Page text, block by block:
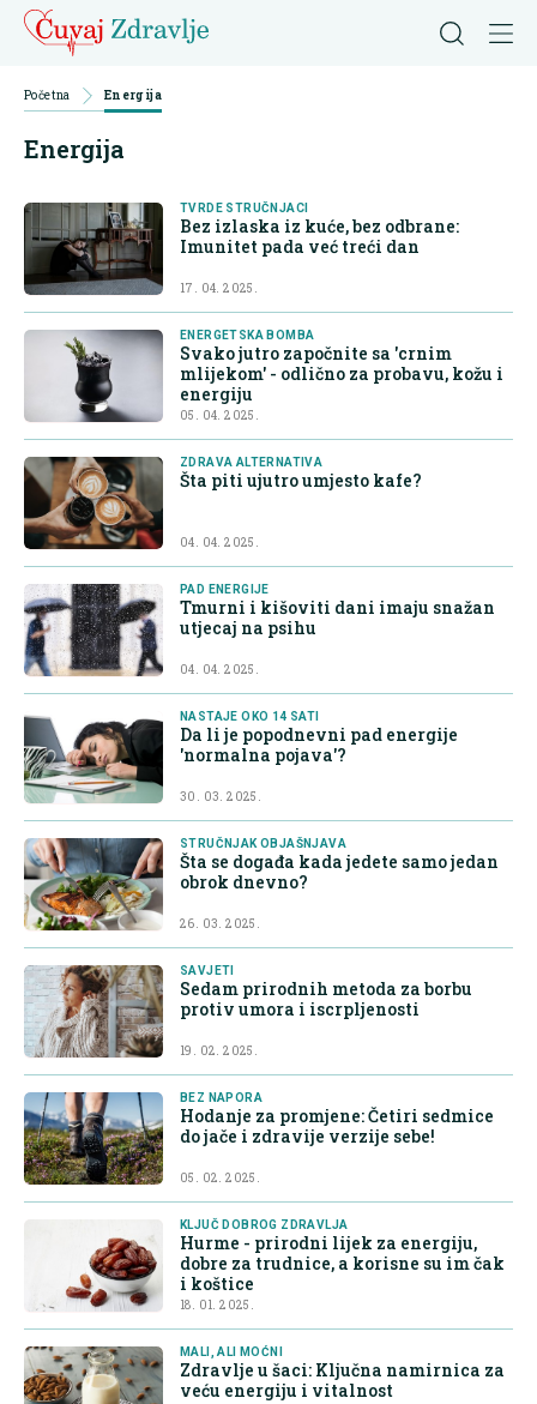
Početna Energija
Energija
TVRDE STRUČNJACI
Bez izlaska iz kuće, bez odbrane:
Imunitet pada već treći dan
17. 04. 2025.
ENERGETSKA BOMBA
Svako jutro započnite sa 'crnim
mlijekom' - odlično za probavu, kožu i
energiju
05. 04. 2025.
ZDRAVA ALTERNATIVA
Šta piti ujutro umjesto kafe?
04. 04. 2025.
PAD ENERGIJE
Tmurni i kišoviti dani imaju snažan
utjecaj na psihu
04. 04. 2025.
NASTAJE OKO 14 SATI
Da li je popodnevni pad energije
'normalna pojava'?
30. 03. 2025.
STRUČNJAK OBJAŠNJAVA
Šta se događa kada jedete samo jedan
obrok dnevno?
26. 03. 2025.
SAVJETI
Sedam prirodnih metoda za borbu
protiv umora i iscrpljenosti
19. 02. 2025.
BEZ NAPORA
Hodanje za promjene: Četiri sedmice
do jače i zdravije verzije sebe!
05. 02. 2025.
KLJUČ DOBROG ZDRAVLJA
Hurme - prirodni lijek za energiju,
dobre za trudnice, a korisne su im čak
i koštice
18. 01. 2025.
MALI, ALI MOĆNI
Zdravlje u šaci: Ključna namirnica za
veću energiju i vitalnost